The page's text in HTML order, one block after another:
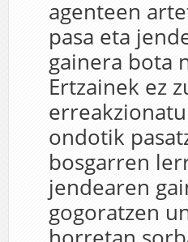
agenteen
pasa eta
gainera bota
Ertzainek ez
ondotik
bosgarren
jendearen
gogoratzen